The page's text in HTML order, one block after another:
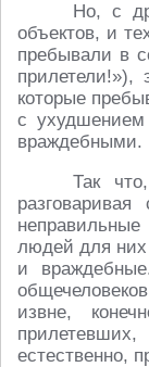
Но, с
объектов, и
пребывали в
прилетели!»),
которые
с
враждебными.
Так
людей для них
и
извне,
естественно,